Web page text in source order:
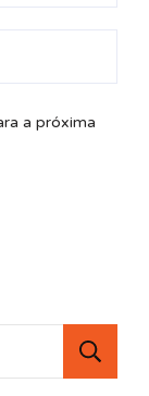
a próxima